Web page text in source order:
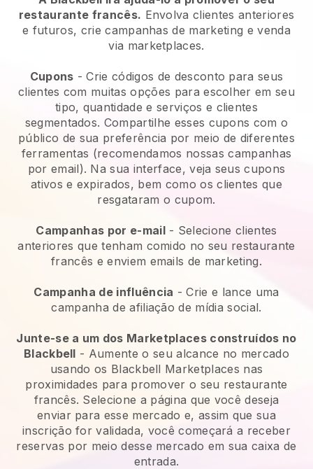
restaurante francês. Envolva clientes anteriores
e futuros, crie campanhas de marketing e venda
via marketplaces.
Cupons - Crie códigos de desconto para seus
clientes com muitas opções para escolher em seu
tipo, quantidade e serviços e clientes
segmentados. Compartilhe esses cupons com o
público de sua preferência por meio de diferentes
ferramentas (recomendamos nossas campanhas
por email). Na sua interface, veja seus cupons
ativos e expirados, bem como os clientes que
resgataram o cupom.
Campanhas por e-mail- Selecione clientes
anteriores que tenham comido no seu restaurante
francês e enviem emails de marketing.
Campanha de influência - Crie e lance uma
campanha de afiliação de mídia social.
Junte-se a um dos Marketplaces construídos no
Blackbell - Aumente o seu alcance no mercado
usando os Blackbell Marketplaces nas
proximidades para promover o seu restaurante
francês. Selecione a página que você deseja
enviar para esse mercado e, assim que sua
inscrição for validada, você começará a receber
reservas por meio desse mercado em sua caixa de
entrada.